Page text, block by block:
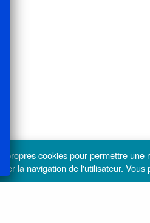
propres cookies pour permettre
la navigation de l'utilisateur.